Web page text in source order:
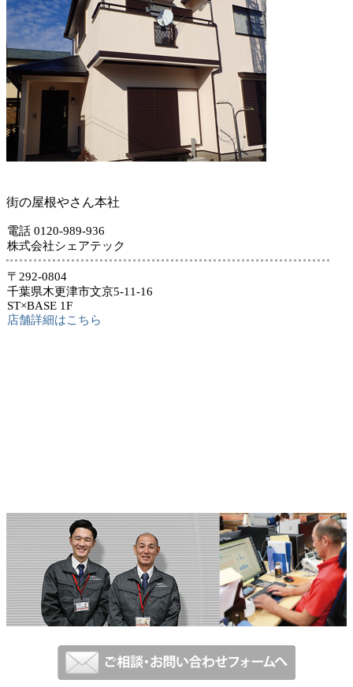
街の屋根やさん本社
電話 0120-989-936
株式会社シェアテック
〒292-0804
千葉県木更津市文京5-11-16
ST×BASE 1F
店舗詳細はこちら